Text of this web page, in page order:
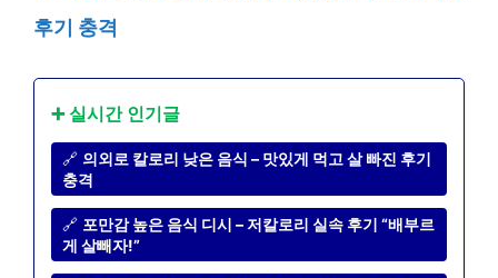
후기 충격
➕ 실시간 인기글
🔗 의외로 칼로리 낮은 음식 – 맛있게 먹고 살 빠진 후기
충격
🔗 포만감 높은 음식 디시 – 저칼로리 실속 후기 “배부르
게 살빼자!”